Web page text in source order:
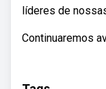
líderes de
Continuaremos